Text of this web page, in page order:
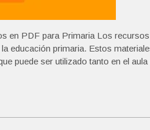
en PDF para Primaria Los
educación primaria. Estos
puede ser utilizado tanto en el